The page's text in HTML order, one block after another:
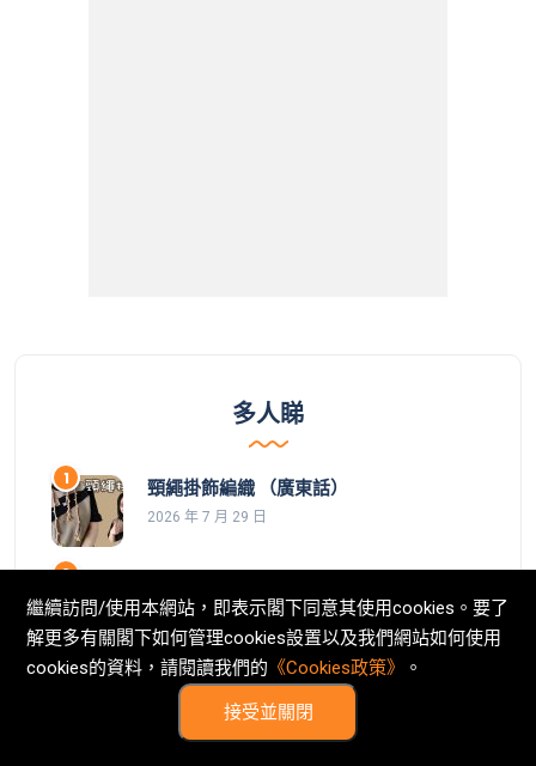
多人睇
頸繩掛飾編織 （廣東話）
2026 年 7 月 29 日
2026 年 7 月 30 日
超易必學 DIY AirPods耳機編織保護套
2026 年 7 月 31 日
繼續訪問/使用本網站，即表示閣下同意其使用cookies。要了
解更多有關閣下如何管理cookies設置以及我們網站如何使用
cookies的資料，請閱讀我們的 《Cookies政策》 。
接受並關閉